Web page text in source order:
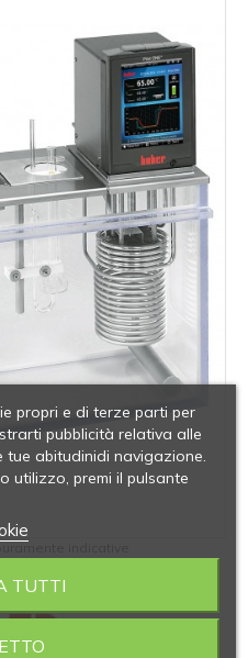
propri e di terze parti per
pubblicità relativa alle
abitudinidi navigazione.
utilizzo, premi il pulsante
TUTTI